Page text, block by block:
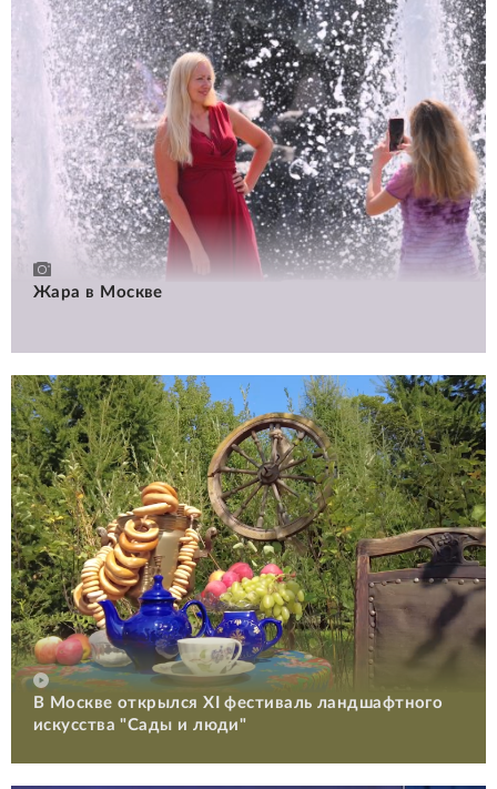
Жара в Москве
В Москве открылся XI фестиваль ландшафтного
искусства "Сады и люди"